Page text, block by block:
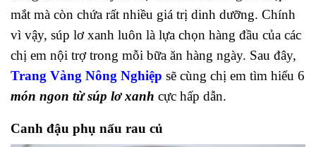
mắt mà còn chứa rất nhiều giá trị dinh dưỡng. Chính
vì vậy, súp lơ xanh luôn là lựa chọn hàng đầu của các
chị em nội trợ trong mỗi bữa ăn hàng ngày. Sau đây,
Trang Vàng Nông Nghiệp sẽ cùng chị em tìm hiểu 6
món ngon từ súp lơ xanh cực hấp dẫn.
Canh đậu phụ nấu rau củ